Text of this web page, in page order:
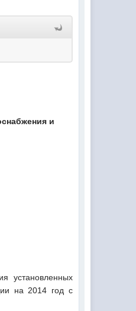
и
установленных
на 2014 год с